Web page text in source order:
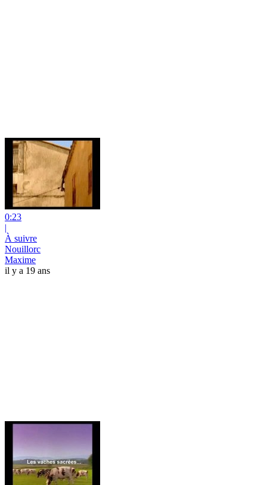
0:23
|
À suivre
Nouillorc
Maxime
il y a 19 ans